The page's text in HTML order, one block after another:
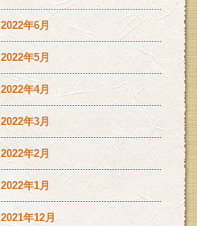
2022年6月
2022年5月
2022年4月
2022年3月
2022年2月
2022年1月
2021年12月